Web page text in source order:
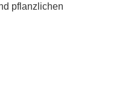
pflanzlichen